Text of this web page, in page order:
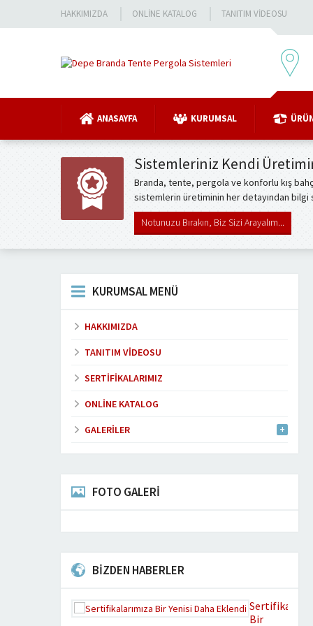
HAKKIMIZDA ONLINE KATALOG TANITIM VIDEOSU
ANASAYFA KURUMSAL
Sistemleriniz Kendi
Branda, tente, pergola ve konforlu kış
sistemlerin üretiminin her detayından
Notunuzu Bırakın, Biz Sizi Arayalım...
KURUMSAL MENÜ
HAKKIMIZDA
TANITIM VIDEOSU
SERTIFIKALARIMIZ
ONLINE KATALOG
GALERILER
FOTO GALERİ
BİZDEN HABERLER
Bir